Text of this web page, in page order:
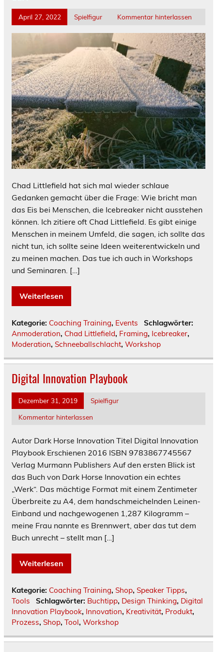
April 27, 2022 Spielfigur Kommentar hinterlassen
Chad Littlefield hat sich mal wieder schlaue
Gedanken gemacht über die Frage: Wie bricht man
das Eis bei Menschen, die Icebreaker nicht ausstehen
können. Ich zitiere oft Chad Littlefield. Es gibt einige
Menschen in meinem Umfeld, die sagen, ich sollte das
nicht tun, ich sollte seine Ideen weiterentwickeln und
zu meinen machen. Das tue ich auch in Workshops
und Seminaren. […]
Weiterlesen
Kategorie: Coaching Training, Events
Schlagwörter:
Anmoderation, Chad Littlefield, Framing, Icebreaker,
Moderation, Schneeballschlacht, Workshop
Digital Innovation Playbook
Dezember 31, 2019
Spielfigur
Kommentar hinterlassen
Autor Dark Horse Innovation Titel Digital Innovation
Playbook Erschienen 2016 ISBN 9783867745567
Verlag Murmann Publishers Auf den ersten Blick ist
das Buch von Dark Horse Innovation ein echtes
„Werk“. Das mächtige Format mit einem Zentimeter
Überbreite zu A4, dem handschmeichelnden Leinen-
Einband und nachgewogenen 1,287 Kilogramm –
meine Frau nannte es Brennwert, aber das tut dem
Buch unrecht – stellt man […]
Weiterlesen
Kategorie: Coaching Training, Shop, Speaker Tipps,
Tools
Schlagwörter: Buchtipp, Design Thinking, Digital
Innovation Playbook, Innovation, Kreativität, Produkt,
Prozess, Shop, Tool, Workshop